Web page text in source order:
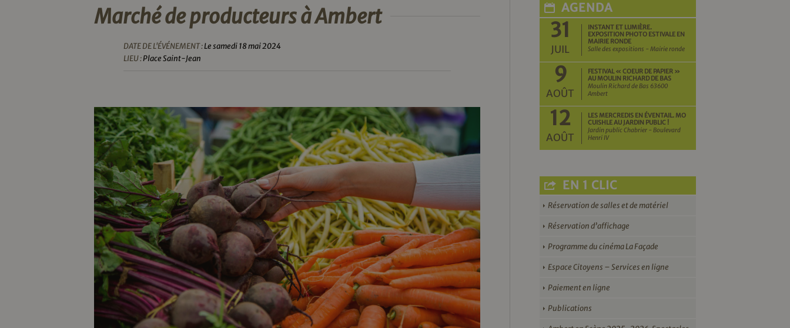
Marché de producteurs à Ambert
DATE DE L'ÉVÉNEMENT :Le samedi 18 mai 2024
LIEU :Place Saint-Jean
AGENDA
31
JUIL
INSTANT ET LUMIÈRE.
EXPOSITION PHOTO ESTIVALE EN
MAIRIE RONDE
Salle des expositions - Mairie ronde
9
AOÛT
FESTIVAL « COEUR DE PAPIER »
AU MOULIN RICHARD DE BAS
Moulin Richard de Bas 63600
Ambert
12
AOÛT
LES MERCREDIS EN ÉVENTAIL. MO
CUISHLE AU JARDIN PUBLIC !
Jardin public Chabrier - Boulevard
Henri IV
EN 1 CLIC
Réservation de salles et de matériel
Réservation d’affichage
Programme du cinéma La Façade
Espace Citoyens – Services en ligne
Paiement en ligne
Publications